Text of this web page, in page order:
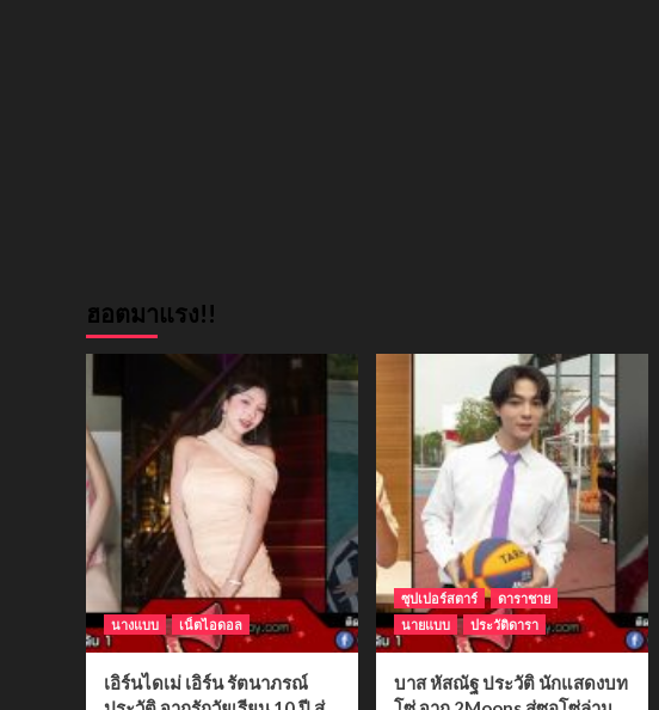
ฮอตมาแรง!!
นางแบบ เน็ตไอดอล
เอิร์นไดเม่ เอิร์น รัตนาภรณ์
ซุปเปอร์สตาร์
ดาราชาย
นายแบบ
ประวัติดารา
บาส หัสณัฐ ประวัติ นักแสดงบท